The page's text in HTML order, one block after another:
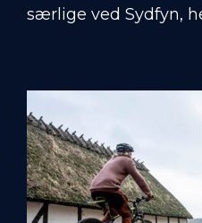
særlige ved Sydfyn,